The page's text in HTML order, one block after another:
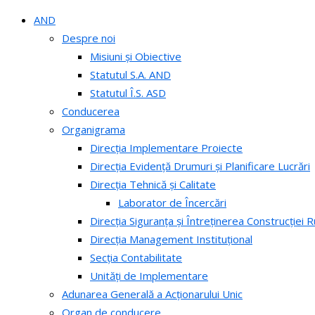
AND
Despre noi
Misiuni și Obiective
Statutul S.A. AND
Statutul Î.S. ASD
Conducerea
Organigrama
Direcția Implementare Proiecte
Direcția Evidență Drumuri și Planificare Lucrări
Direcția Tehnică și Calitate
Laborator de Încercări
Direcția Siguranța și Întreținerea Construcției
Direcția Management Instituțional
Secția Contabilitate
Unități de Implementare
Adunarea Generală a Acționarului Unic
Organ de conducere